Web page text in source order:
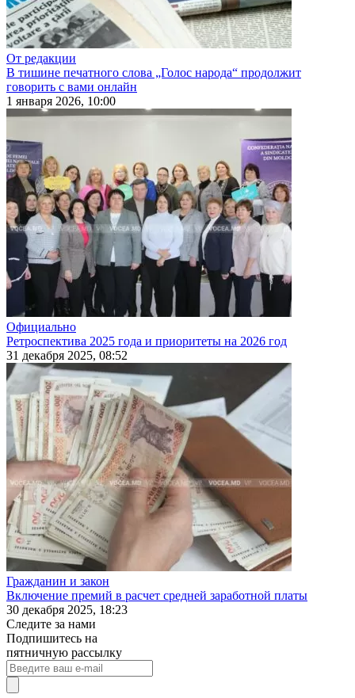
От редакции
В тишине печатного слова „Голос народа“ продолжит
говорить с вами онлайн
1 января 2026, 10:00
Официально
Ретроспектива 2025 года и приоритеты на 2026 год
31 декабря 2025, 08:52
Гражданин и закон
Включение премий в расчет средней заработной платы
30 декабря 2025, 18:23
Следите за нами
Подпишитесь на
пятничную рассылку